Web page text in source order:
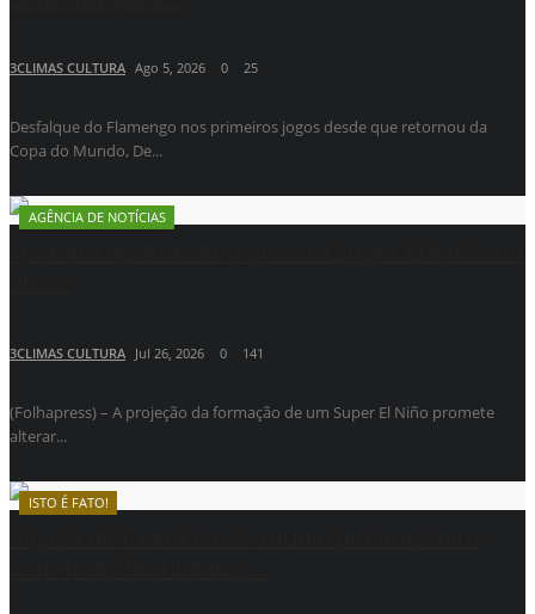
3CLIMAS CULTURA Ago 5, 2026 0 25
Desfalque do Flamengo nos primeiros jogos desde que retornou da
Copa do Mundo, De...
AGÊNCIA DE NOTÍCIAS
3CLIMAS CULTURA Jul 26, 2026 0 141
(Folhapress) – A projeção da formação de um Super El Niño promete
alterar...
ISTO É FATO!